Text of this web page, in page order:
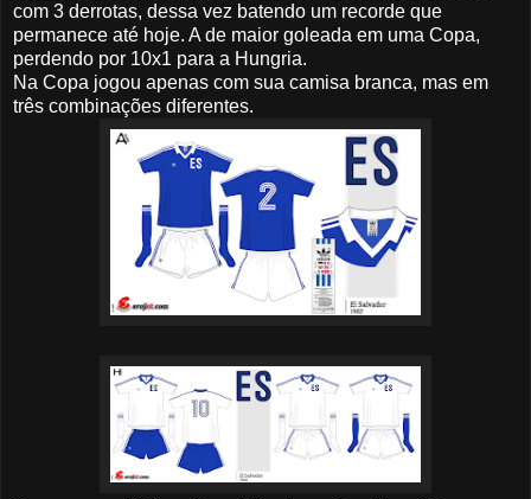
com 3 derrotas, dessa vez batendo um recorde que
permanece até hoje. A de maior goleada em uma Copa,
perdendo por 10x1 para a Hungria.
Na Copa jogou apenas com sua camisa branca, mas em
três combinações diferentes.